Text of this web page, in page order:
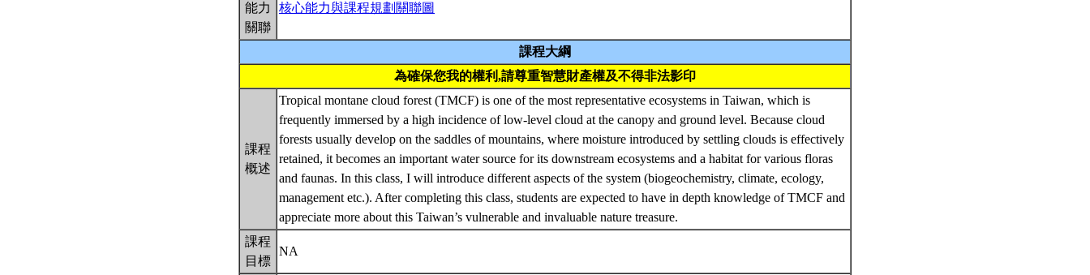
能力
關聯
核心能力與課程規劃關聯圖
課程大綱
為確保您我的權利,請尊重智慧財產權及不得非法影印
課程
概述
Tropical montane cloud forest (TMCF) is one of the most representative ecosystems in Taiwan, which is
frequently immersed by a high incidence of low-level cloud at the canopy and ground level. Because cloud
forests usually develop on the saddles of mountains, where moisture introduced by settling clouds is effectively
retained, it becomes an important water source for its downstream ecosystems and a habitat for various floras
and faunas. In this class, I will introduce different aspects of the system (biogeochemistry, climate, ecology,
management etc.). After completing this class, students are expected to have in depth knowledge of TMCF and
appreciate more about this Taiwan’s vulnerable and invaluable nature treasure.
課程
目標
NA